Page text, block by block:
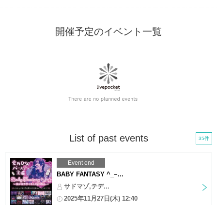
開催予定のイベント一覧
List of past events 35件
Event end
BABY FANTASY ^_−...
サドマゾ,テデ...
2025年11月27日(木) 12:40